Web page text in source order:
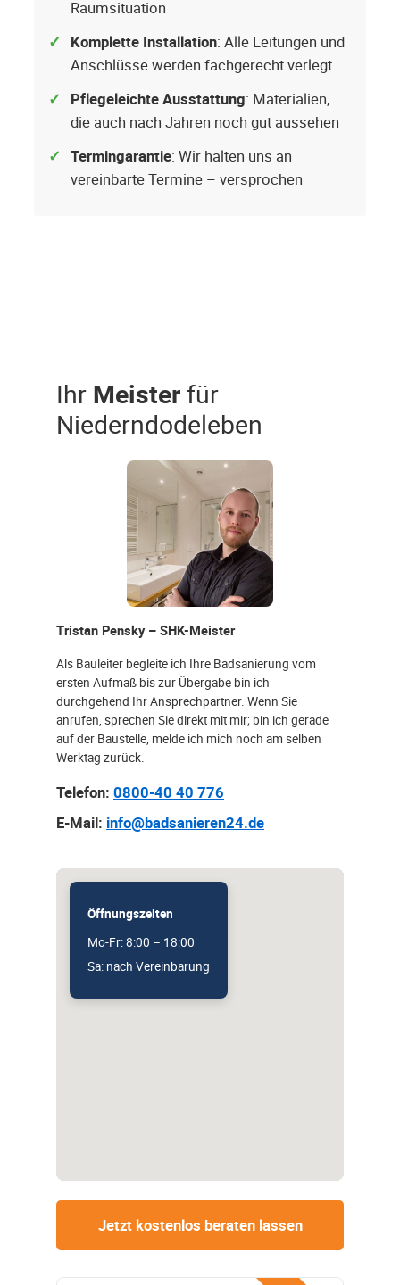
Raumsituation
Komplette Installation: Alle Leitungen und
Anschlüsse werden fachgerecht verlegt
Pflegeleichte Ausstattung: Materialien,
die auch nach Jahren noch gut aussehen
Termingarantie: Wir halten uns an
vereinbarte Termine – versprochen
Ihr Meisterfür
Niederndodeleben
Tristan Pensky – SHK-Meister
Als Bauleiter begleite ich Ihre Badsanierung vom
ersten Aufmaß bis zur Übergabe bin ich
durchgehend Ihr Ansprechpartner. Wenn Sie
anrufen, sprechen Sie direkt mit mir; bin ich gerade
auf der Baustelle, melde ich mich noch am selben
Werktag zurück.
Telefon: 0800-40 40 776
E-Mail: info@badsanieren24.de
Öffnungszeiten
Mo-Fr: 8:00 – 18:00
Sa: nach Vereinbarung
Jetzt kostenlos beraten lassen